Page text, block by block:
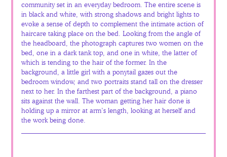
community set in an everyday bedroom. The entire scene is
in black and white, with strong shadows and bright lights to
evoke a sense of depth to complement the intimate action of
haircare taking place on the bed. Looking from the angle of
the headboard, the photograph captures two women on the
bed, one in a dark tank top, and one in white, the latter of
which is tending to the hair of the former. In the
background, a little girl with a ponytail gazes out the
bedroom window, and two portraits stand tall on the dresser
next to her. In the farthest part of the background, a piano
sits against the wall. The woman getting her hair done is
holding up a mirror at arm’s length, looking at herself and
the work being done.